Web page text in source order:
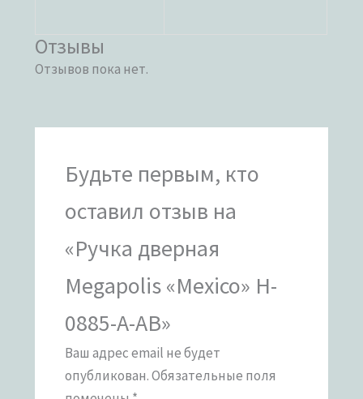
Отзывы
Отзывов пока нет.
Будьте первым, кто
оставил отзыв на
«Ручка дверная
Megapolis «Mexico» H-
0885-A-AB»
Ваш адрес email не будет
опубликован.Обязательные поля